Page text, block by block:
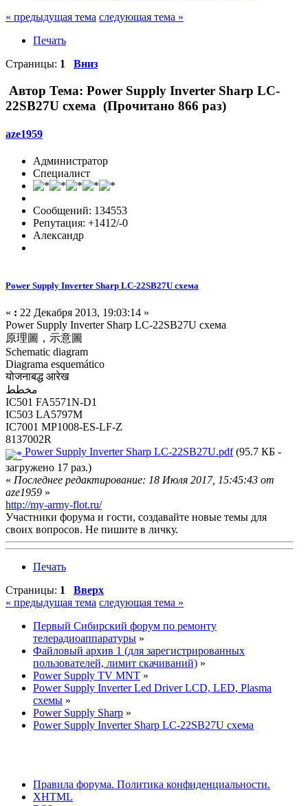
« предыдущая тема следующая тема »
Печать
Страницы: 1 Вниз
Автор Тема: Power Supply Inverter Sharp LC-
22SB27U схема (Прочитано 866 раз)
aze1959
Администратор
Специалист
Сообщений: 134553
Репутация: +1412/-0
Александр
Power Supply Inverter Sharp LC-22SB27U схема
« : 22 Декабря 2013, 19:03:14 »
Power Supply Inverter Sharp LC-22SB27U схема
原理圖，示意圖
Schematic diagram
Diagrama esquemático
योजनाबद्ध आरेख
مخطط
IC501 FA5571N-D1
IC503 LA5797M
IC7001 MP1008-ES-LF-Z
8137002R
Power Supply Inverter Sharp LC-22SB27U.pdf(95.7 КБ -
загружено 17 раз.)
« Последнее редактирование: 18 Июля 2017, 15:45:43 от
aze1959 »
http://my-army-flot.ru/
Участники форума и гости, создавайте новые темы для
своих вопросов. Не пишите в личку.
Печать
Страницы: 1
Вверх
« предыдущая тема следующая тема »
Первый Сибирский форум по ремонту
телерадиоаппаратуры »
Файловый архив 1 (для зарегистрированных
пользователей, лимит скачиваний) »
Power Supply TV MNT »
Power Supply Inverter Led Driver LCD, LED, Plasma
схемы »
Power Supply Sharp »
Power Supply Inverter Sharp LC-22SB27U схема
Правила форума. Политика конфиденциальности.
XHTML